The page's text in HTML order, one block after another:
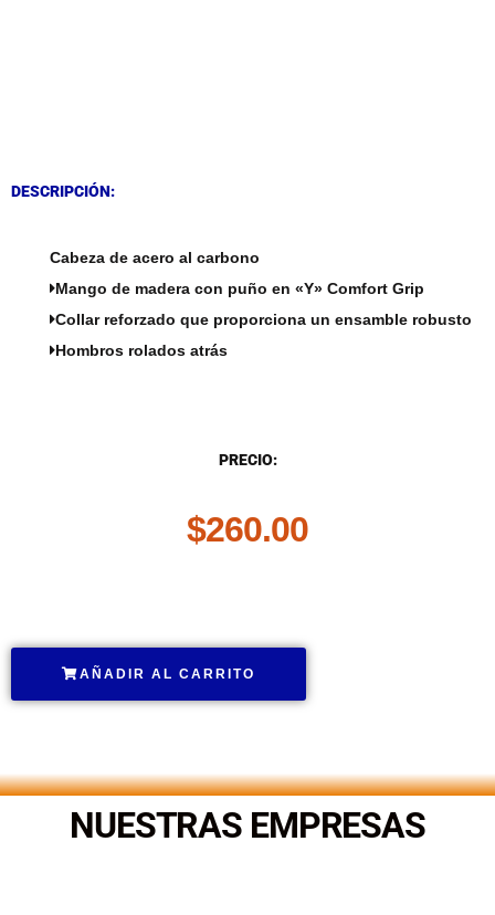
DESCRIPCIÓN:
Cabeza de acero al carbono
Mango de madera con puño en «Y» Comfort Grip
Collar reforzado que proporciona un ensamble robusto
Hombros rolados atrás
PRECIO:
$260.00
AÑADIR AL CARRITO
NUESTRAS EMPRESAS